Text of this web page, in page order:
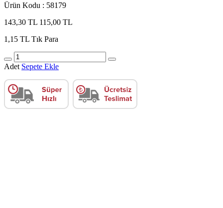
Ürün Kodu : 58179
143,30 TL 115,00 TL
1,15 TL Tık Para
Adet Sepete Ekle